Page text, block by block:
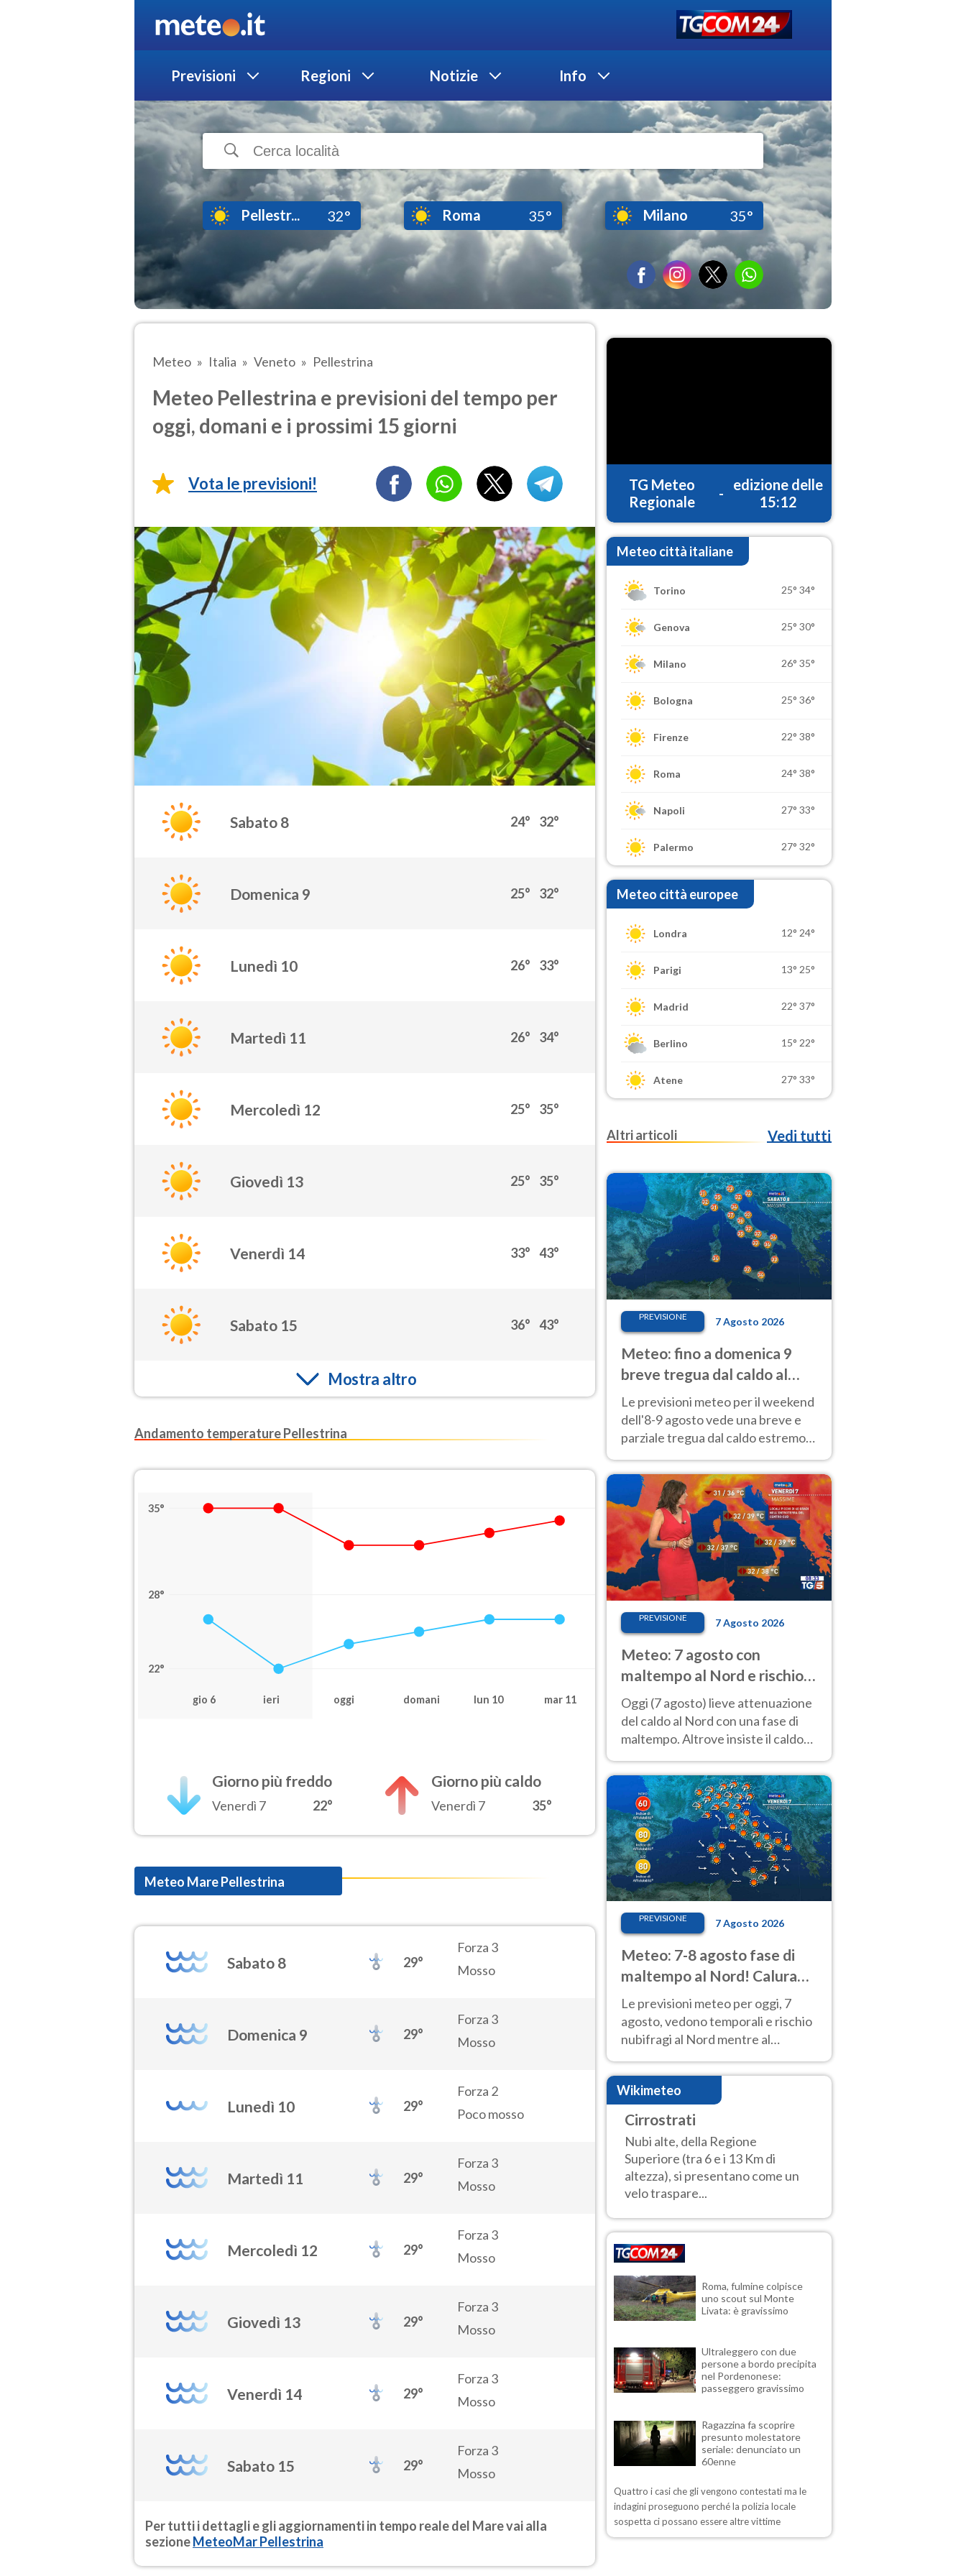
Previsioni Regioni Notizie Info
Pellestr... 32° Roma 35° Milano 35°
Meteo Italia Veneto Pellestrina
Meteo Pellestrina e previsioni del tempo per
oggi, domani e i prossimi 15 giorni
Vota le previsioni!
Sabato 8 24° 32°
Domenica 9 25° 32°
Lunedì 10 26° 33°
Martedì 11 26° 34°
Mercoledì 12 25° 35°
Giovedì 13 25° 35°
Venerdì 14 33° 43°
Sabato 15 36° 43°
Mostra altro
Andamento temperature Pellestrina
35°
28°
22°
gio 6 ieri oggi domani lun 10 mar 11
Giorno più freddo
Venerdì 7 22°
Giorno più caldo
Venerdì 7 35°
Meteo Mare Pellestrina
Sabato 8 29°
Forza 3
Mosso
Domenica 9 29°
Forza 3
Mosso
Lunedì 10 29°
Forza 2
Poco mosso
Martedì 11 29°
Forza 3
Mosso
Mercoledì 12 29°
Forza 3
Mosso
Giovedì 13 29°
Forza 3
Mosso
Venerdì 14 29°
Forza 3
Mosso
Sabato 15 29°
Forza 3
Mosso
Per tutti i dettagli e gli aggiornamenti in tempo reale del Mare vai alla
sezioneMeteoMar Pellestrina
TG Meteo
Regionale
-
edizione delle
15:12
Meteo città italiane
Torino 25° 34°
Genova 25° 30°
Milano 26° 35°
Bologna 25° 36°
Firenze 22° 38°
Roma 24° 38°
Napoli 27° 33°
Palermo 27° 32°
Meteo città europee
Londra 12° 24°
Parigi 13° 25°
Madrid 22° 37°
Berlino 15° 22°
Atene 27° 33°
Altri articoli Vedi tutti
PREVISIONE 7 Agosto 2026
Meteo: fino a domenica 9
breve tregua dal caldo al
Nord! Altrove calura e afa
Le previsioni meteo per il weekend
dell'8-9 agosto vede una breve e
parziale tregua dal caldo estremo
40 gradi.
PREVISIONE 7 Agosto 2026
Meteo: 7 agosto con
maltempo al Nord e rischio
nubifragi. Altrove caldo
estremo
Oggi (7 agosto) lieve attenuazione
del caldo al Nord con una fase di
maltempo. Altrove insiste il caldo
previsioni
PREVISIONE 7 Agosto 2026
Meteo: 7-8 agosto fase di
maltempo al Nord! Calura
fino a Ferragosto
Le previsioni meteo per oggi, 7
agosto, vedono temporali e rischio
nubifragi al Nord mentre al
Centro-Sud sole e caldo sempre
molto intenso.
Wikimeteo
Cirrostrati
Nubi alte, della Regione
Superiore (tra 6 e i 13 Km di
altezza), si presentano come un
velo traspare...
Roma, fulmine colpisce
uno scout sul Monte
Livata: è gravissimo
Ultraleggero con due
persone a bordo precipita
nel Pordenonese:
passeggero gravissimo
Ragazzina fa scoprire
presunto molestatore
seriale: denunciato un
60enne
Quattro i casi che gli vengono contestati ma le
indagini proseguono perché la polizia locale
sospetta ci possano essere altre vittime